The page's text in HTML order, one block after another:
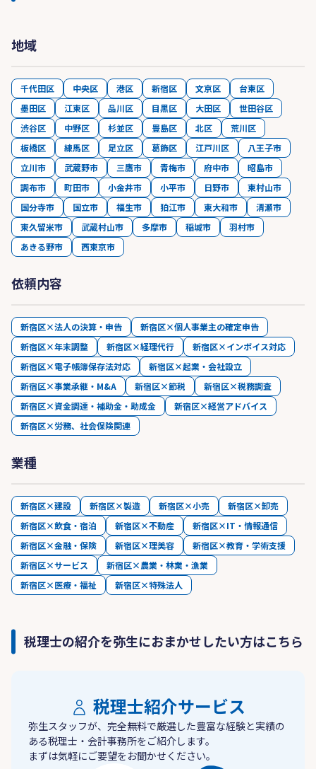
地域
千代田区 中央区 港区 新宿区 文京区
台東区
墨田区
江東区 品川区 目黒区 大田区
世田谷区
渋谷区
中野区 杉並区 豊島区 北区
荒川区
板橋区
練馬区 足立区 葛飾区 江戸川区
八王子市
立川市
武蔵野市 三鷹市 青梅市 府中市
昭島市
調布市
町田市 小金井市 小平市 日野市
東村山市
国分寺市
国立市 福生市 狛江市 東大和市
清瀬市
東久留米市
武蔵村山市 多摩市 稲城市
羽村市
あきる野市
西東京市
依頼内容
新宿区×法人の決算・申告
新宿区×個人事業主の確定申告
新宿区×年末調整
新宿区×経理代行
新宿区×インボイス対応
新宿区×電子帳簿保存法対応
新宿区×起業・会社設立
新宿区×事業承継・M&A
新宿区×節税
新宿区×税務調査
新宿区×資金調達・補助金・助成金
新宿区×経営アドバイス
新宿区×労務、社会保険関連
業種
新宿区×建設 新宿区×製造 新宿区×小売
新宿区×卸売
新宿区×飲食・宿泊
新宿区×不動産
新宿区×IT・情報通信
新宿区×金融・保険
新宿区×理美容
新宿区×教育・学術支援
新宿区×サービス
新宿区×農業・林業・漁業
新宿区×医療・福祉
新宿区×特殊法人
税理士の紹介を弥生におまかせしたい方はこちら
税理士紹介サービス
弥生スタッフが、完全無料で厳選した豊富な経験と実績の
ある税理士・会計事務所をご紹介します。
まずは気軽にご要望をお聞かせください。